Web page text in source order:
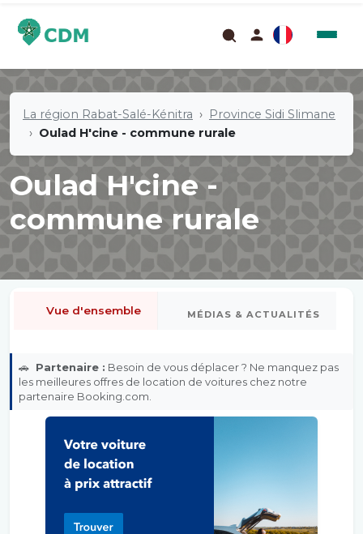
La région Rabat-Salé-Kénitra
Province Sidi Slimane
Oulad H'cine - commune rurale
Oulad H'cine -
commune rurale
Vue d'ensemble MÉDIAS & ACTUALITÉS
🚗 Partenaire : Besoin de vous déplacer ? Ne manquez pas
les meilleures offres de location de voitures chez notre
partenaire Booking.com.